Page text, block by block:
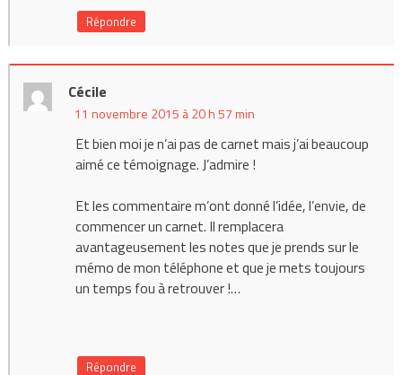
Répondre
Cécile
11 novembre 2015 à 20 h 57 min
Et bien moi je n’ai pas de carnet mais j’ai beaucoup
aimé ce témoignage. J’admire !
Et les commentaire m’ont donné l’idée, l’envie, de
commencer un carnet. Il remplacera
avantageusement les notes que je prends sur le
mémo de mon téléphone et que je mets toujours
un temps fou à retrouver !…
Répondre